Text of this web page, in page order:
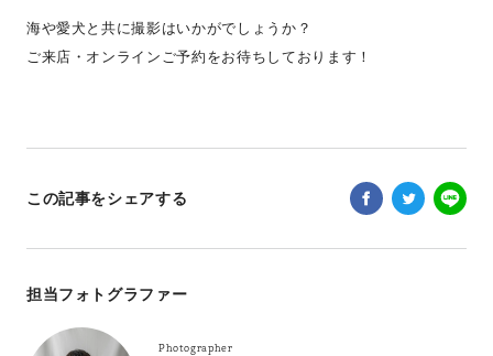
海や愛犬と共に撮影はいかがでしょうか？
ご来店・オンラインご予約をお待ちしております！
この記事をシェアする
担当フォトグラファー
Photographer